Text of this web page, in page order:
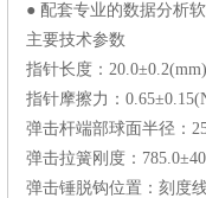
● 配套专业的数据分析
主要技术参数
指针长度：20.0±0.2(mm)
指针摩擦力：
弹击杆端部球面半径：
弹击拉簧刚度：
弹击锤脱钩位置：刻度